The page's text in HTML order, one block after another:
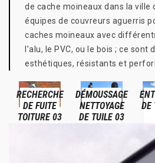
de cache moineaux dans la ville
équipes de couvreurs aguerris
caches moineaux avec
l’alu, le PVC, ou le bois ; ce sont
esthétiques, résistants et
RECHERCHE
DE FUITE
TOITURE 03
DÉMOUSSAGE
NETTOYAGE
DE TUILE 03
DE